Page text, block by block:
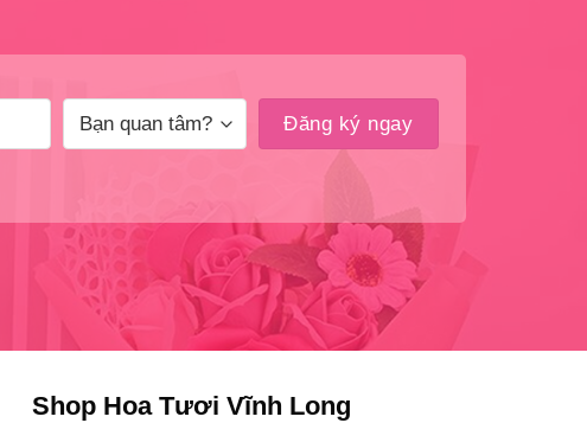
Shop Hoa Tươi Vĩnh Long